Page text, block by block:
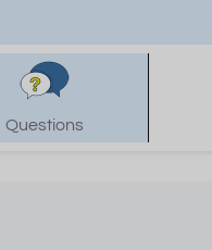
Questions